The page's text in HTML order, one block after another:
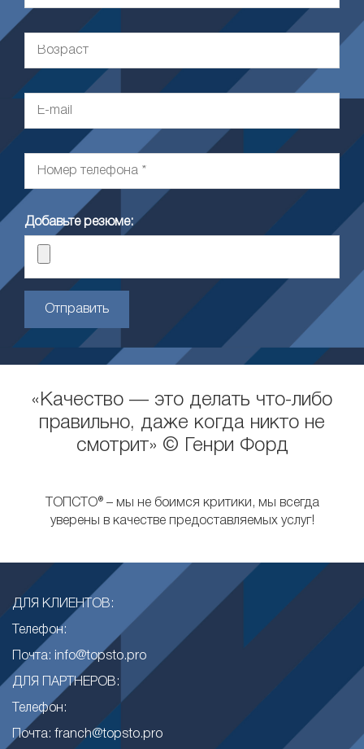
Добавьте резюме:
Отправить
«Качество — это делать что-либо
правильно, даже когда никто не
смотрит» © Генри Форд
ТОПСТО® – мы не боимся критики, мы всегда
уверены в качестве предоставляемых услуг!
ДЛЯ КЛИЕНТОВ:
Телефон:
Почта: info@topsto.pro
ДЛЯ ПАРТНЕРОВ:
Телефон:
Почта: franch@topsto.pro